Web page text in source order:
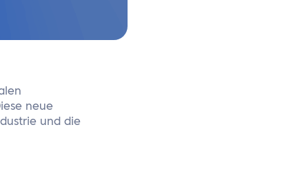
neue
und die